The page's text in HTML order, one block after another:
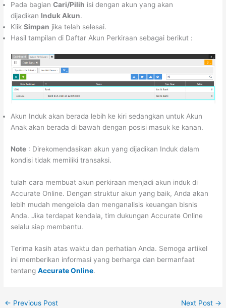
Pada bagianCari/Pilih isi dengan akun yang akan
dijadikan Induk Akun.
KlikSimpan jika telah selesai.
Hasil tampilan di Daftar Akun Perkiraan sebagai berikut :
Akun Induk akan berada lebih ke kiri sedangkan untuk Akun
Anak akan berada di bawah dengan posisi masuk ke kanan.
Note : Direkomendasikan akun yang dijadikan Induk dalam
kondisi tidak memiliki transaksi.
tulah cara membuat akun perkiraan menjadi akun induk di
Accurate Online. Dengan struktur akun yang baik, Anda akan
lebih mudah mengelola dan menganalisis keuangan bisnis
Anda. Jika terdapat kendala, tim dukungan Accurate Online
selalu siap membantu.
Terima kasih atas waktu dan perhatian Anda. Semoga artikel
ini memberikan informasi yang berharga dan bermanfaat
tentangAccurate Online.
← Previous Post Next Post →